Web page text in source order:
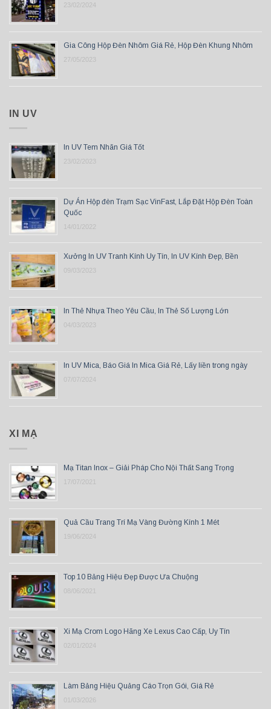
23/02/2024
Gia Công Hộp Đèn Nhôm Giá Rẻ, Hộp Đèn Khung Nhôm
27/05/2023
IN UV
In UV Tem Nhãn Giá Tốt
23/02/2023
Dự Án Hộp đèn Trạm Sạc VinFast, Lắp Đặt Hộp Đèn Toàn
Quốc
14/01/2022
Xưởng In UV Tranh Kính Uy Tín, In UV Kính Đẹp, Bền
09/03/2023
In Thẻ Nhựa Theo Yêu Cầu, In Thẻ Số Lượng Lớn
04/03/2023
In UV Mica, Báo Giá In Mica Giá Rẻ, Lấy liền trong ngày
07/07/2024
XI MẠ
Mạ Titan Inox – Giải Pháp Cho Nội Thất Sang Trọng
17/07/2021
Quả Cầu Trang Trí Mạ Vàng Đường Kính 1 Mét
19/06/2024
Top 10 Bảng Hiệu Đẹp Được Ưa Chuộng
08/06/2021
Xi Mạ Crom Logo Hãng Xe Lexus Cao Cấp, Uy Tín
02/01/2024
Làm Bảng Hiệu Quảng Cáo Trọn Gói, Giá Rẻ
01/03/2026